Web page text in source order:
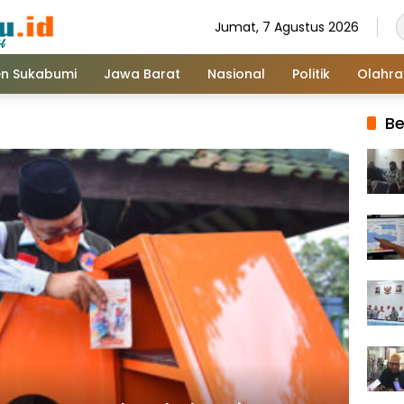
Jumat, 7 Agustus 2026
Sukabumi Jawa Barat Nasional Politik